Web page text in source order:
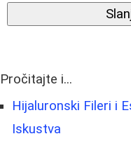
Pročitajte i...
Hijaluronski Fileri i
Iskustva